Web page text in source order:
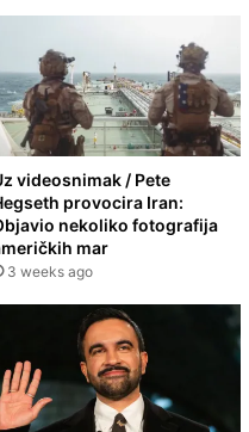
videosnimak / Pete
provocira Iran:
nekoliko fotografija
mar
3 weeks ago